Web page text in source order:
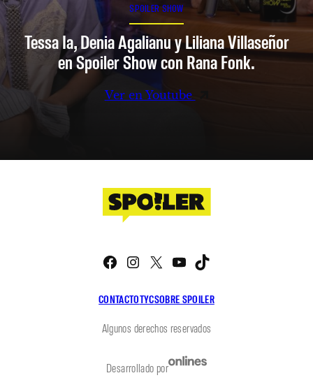
SPOILER SHOW
Tessa Ia, Denia Agalianu y Liliana Villaseñor
en Spoiler Show con Rana Fonk.
Ver en Youtube
CONTACTOTYCSOBRE SPOILER
Facebook
Instagram
X YouTube
Algunos derechos reservados
Desarrollado por